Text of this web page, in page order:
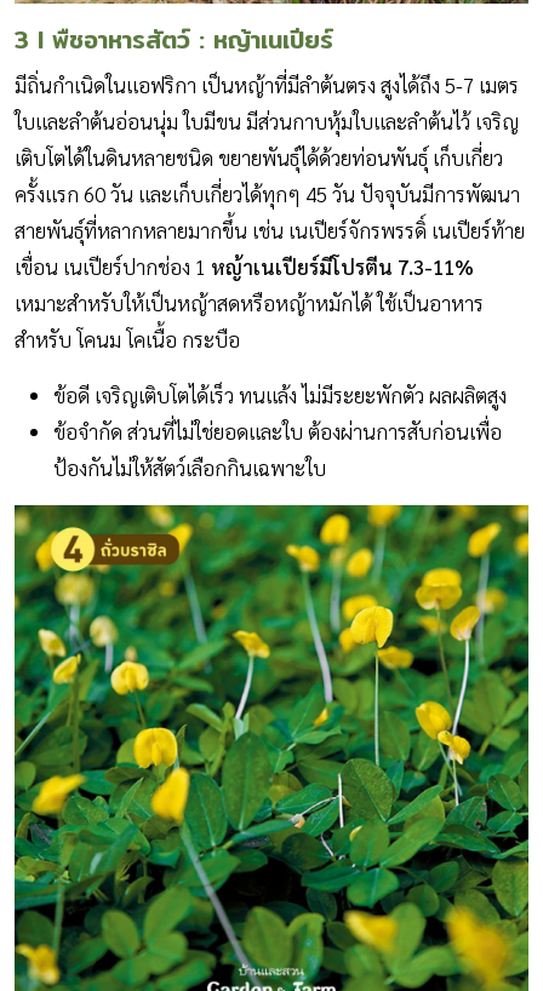
3 I พืชอาหารสัตว์ : หญ้าเนเปียร์
มีถิ่นกำเนิดในแอฟริกา เป็นหญ้าที่มีลำต้นตรง สูงได้ถึง 5-7 เมตร
ใบและลำต้นอ่อนนุ่ม ใบมีขน มีส่วนกาบหุ้มใบและลำต้นไว้ เจริญ
เติบโตได้ในดินหลายชนิด ขยายพันธุ์ได้ด้วยท่อนพันธุ์ เก็บเกี่ยว
ครั้งแรก 60 วัน และเก็บเกี่ยวได้ทุกๆ 45 วัน ปัจจุบันมีการพัฒนา
สายพันธุ์ที่หลากหลายมากขึ้น เช่น เนเปียร์จักรพรรดิ์ เนเปียร์ท้าย
เขื่อน เนเปียร์ปากช่อง 1 หญ้าเนเปียร์มีโปรตีน 7.3-11%
เหมาะสำหรับให้เป็นหญ้าสดหรือหญ้าหมักได้ ใช้เป็นอาหาร
สำหรับ โคนม โคเนื้อ กระบือ
ข้อดี เจริญเติบโตได้เร็ว ทนแล้ง ไม่มีระยะพักตัว ผลผลิตสูง
ข้อจำกัด ส่วนที่ไม่ใช่ยอดและใบ ต้องผ่านการสับก่อนเพื่อ
ป้องกันไม่ให้สัตว์เลือกกินเฉพาะใบ